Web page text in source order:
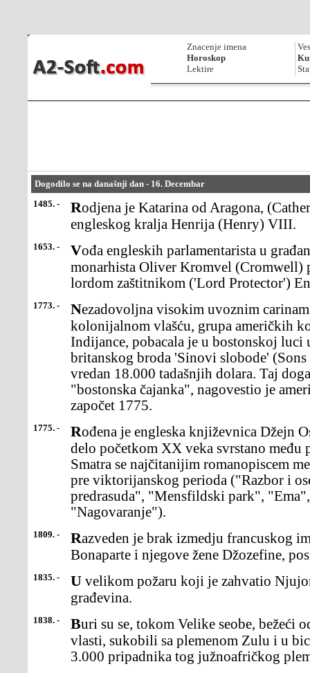
Znacenje imena
Horoskop
Lektire
Dogodilo se na današnji dan - 16. Decembar
1485. -
Rodjena je Katarina od Aragona, (Catherine of Aragon), prva žena
engleskog kralja Henrija (Henry) VIII.
1653. - Vođa engleskih parlamentarista u građanskom ratu protiv
monarhista Oliver Kromvel (Cromwell)
lordom zaštitnikom ('Lord Protector')
1773. - Nezadovoljna visokim uvoznim carinama i britanskom
kolonijalnom vlašću, grupa američkih
Indijance, pobacala je u bostonskoj luci
britanskog broda 'Sinovi slobode'
vredan 18.000 tadašnjih dolara. Taj
"bostonska čajanka", nagovestio je
započet 1775.
1775. - Rođena je engleska književnica Džejn Ostin (Jane Austen), čije je
delo početkom XX veka svrstano
Smatra se najčitanijim romanopiscem
pre viktorijanskog perioda ("Razbor i
predrasuda", "Mensfildski park",
"Nagovaranje").
1809. - Razveden je brak izmedju francuskog imperatora Napoleona
Bonaparte i njegove žene Džozefine,
1835. - U velikom požaru koji je zahvatio Njujork uništeno je 600
građevina.
1838. - Buri su se, tokom Velike seobe, bežeći od britanske kolonijalne
vlasti, sukobili sa plemenom Zulu i u
3.000 pripadnika tog južnoafričkog